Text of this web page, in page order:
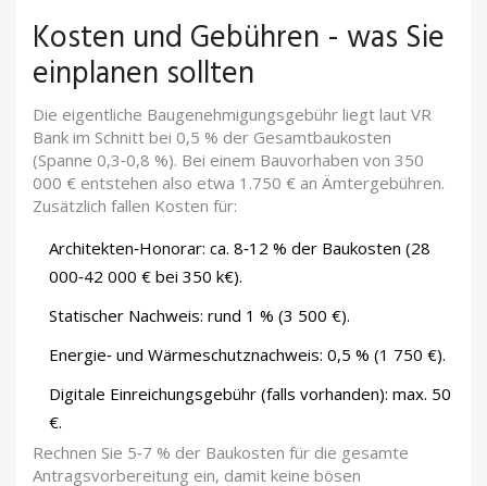
Kosten und Gebühren - was Sie
einplanen sollten
Die eigentliche Baugenehmigungsgebühr liegt laut VR
Bank im Schnitt bei 0,5 % der Gesamtbaukosten
(Spanne 0,3‑0,8 %). Bei einem Bauvorhaben von 350
000 € entstehen also etwa 1.750 € an Ämtergebühren.
Zusätzlich fallen Kosten für:
Architekten‑Honorar: ca. 8‑12 % der Baukosten (28
000‑42 000 € bei 350 k€).
Statischer Nachweis: rund 1 % (3 500 €).
Energie‑ und Wärmeschutznachweis: 0,5 % (1 750 €).
Digitale Einreichungsgebühr (falls vorhanden): max. 50
€.
Rechnen Sie 5‑7 % der Baukosten für die gesamte
Antragsvorbereitung ein, damit keine bösen